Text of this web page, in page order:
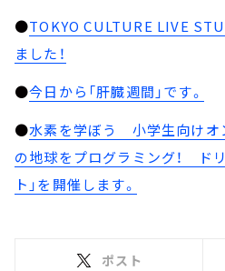
●TOKYO CULTURE LIVE
ました！
●今日から「肝臓週間」です。
●水素を学ぼう 小学生向けオ
の地球をプログラミング！ ド
ト」を開催します。
ポスト